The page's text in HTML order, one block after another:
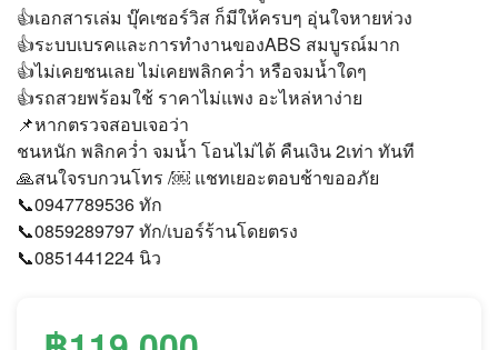
👍เอกสารเล่ม บุ๊คเซอร์วิส ก็มีให้ครบๆ อุ่นใจหายห่วง
👍ระบบเบรคและการทำงานของABS สมบูรณ์มาก
👍ไม่เคยชนเลย ไม่เคยพลิกคว่ำ หรือจมน้ำใดๆ
👍รถสวยพร้อมใช้ ราคาไม่แพง อะไหล่หาง่าย
📌หากตรวจสอบเจอว่า
ชนหนัก พลิกคว่ำ จมน้ำ โอนไม่ได้ คืนเงิน 2เท่า ทันที
🙏สนใจรบกวนโทร /￼ แชทเยอะตอบช้าขออภัย
📞0947789536 ทัก
📞0859289797 ทัก/เบอร์ร้านโดยตรง
📞0851441224 นิว